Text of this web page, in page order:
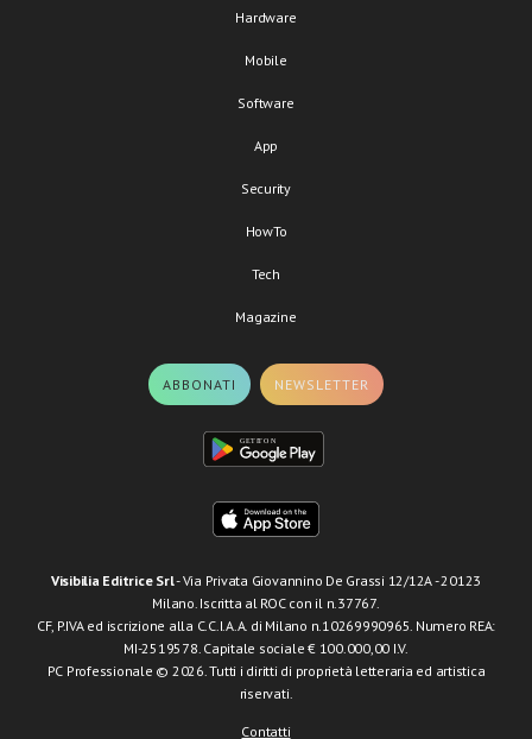
Hardware
Mobile
Software
App
Security
HowTo
Tech
Magazine
ABBONATI NEWSLETTER
Visibilia Editrice Srl- Via Privata Giovannino De Grassi 12/12A - 20123
Milano. Iscritta al ROC con il n.37767.
CF, P.IVA ed iscrizione alla C.C.I.A.A. di Milano n.10269990965. Numero REA:
MI-2519578. Capitale sociale € 100.000,00 I.V.
PC Professionale © 2026. Tutti i diritti di proprietà letteraria ed artistica
riservati.
Contatti